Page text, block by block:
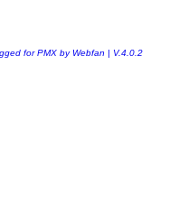
for PMX by Webfan | V.4.0.2